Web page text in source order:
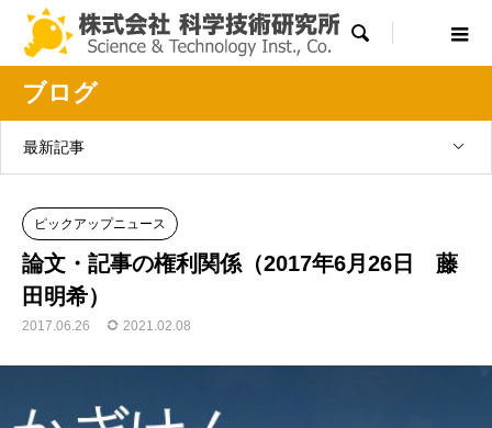

ブログ
最新記事
ピックアップニュース
論文・記事の権利関係（2017年6月26日 藤
田明希）
2017.06.26 2021.02.08